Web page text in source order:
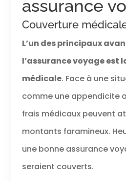
assurance
Couverture
L’un des principaux
l’assurance voyage est
médicale. Face à une
comme une appendicite
frais médicaux peuvent
montants faramineux.
une bonne assurance
seraient couverts.